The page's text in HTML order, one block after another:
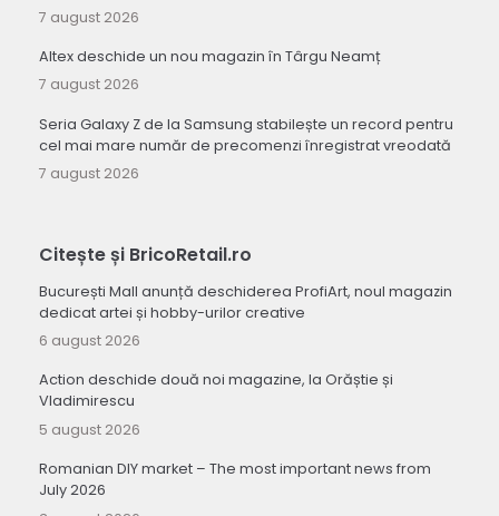
7 august 2026
Altex deschide un nou magazin în Târgu Neamț
7 august 2026
Seria Galaxy Z de la Samsung stabilește un record pentru
cel mai mare număr de precomenzi înregistrat vreodată
7 august 2026
Citește și BricoRetail.ro
București Mall anunță deschiderea ProfiArt, noul magazin
dedicat artei și hobby-urilor creative
6 august 2026
Action deschide două noi magazine, la Orăștie și
Vladimirescu
5 august 2026
Romanian DIY market – The most important news from
July 2026